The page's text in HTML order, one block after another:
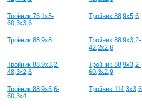
Тройник 76,1х5-
60,3х3,6
Тройник 88,9х5,6
Тройник 88,9х8
Тройник 88,9х3,2-
42,2х2,6
Тройник 88,9х3,2-
48,3х2,6
Тройник 88,9х3,2-
60,3х2,9
Тройник 88,9х5,6-
60,3х4
Тройник 114,3х3,6